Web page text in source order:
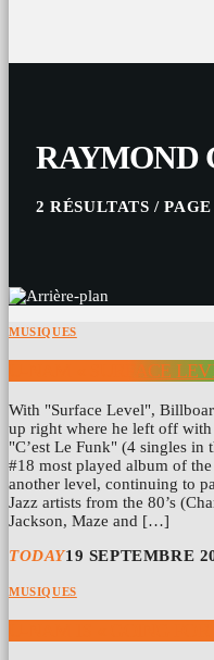
RAYMOND
2 RÉSULTATS / PAGE
MUSIQUES
U-NAM « SURFACE
With "Surface Level",
up right where he left off
"C’est Le Funk" (4 singles in
#18 most played album of
another level, continuing to
Jazz artists from the 80’s
Jackson, Maze and […]
TODAY19 SEPTEMBRE
MUSIQUES
U-NAM IS « GOING